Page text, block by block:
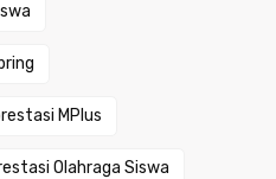
MPlus
Olahraga Siswa